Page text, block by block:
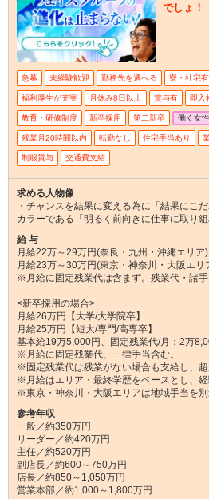
でしょ！
急募 未経験歓迎 勤務先を選べる 寮・社宅有
福利厚生が充実 月休み8日以上 賞与有 即入
教育・研修制度 新卒採用 第二新卒 働く女
残業月20時間以内 転勤なし 住宅手当あり
制服貸与 交通費支給
求める人物像
・チャンスを結果に変える為に「結果にこ
カラーである「明るく前向きに仕事に取り組
給 与
月給22万～29万円(奈良・九州・沖縄エリア)
月給23万～30万円(東京・神奈川・大阪エリ
※月給に固定残業代は含まず。残業代・諸手
<新卒採用の場合>
月給26万円【大学/大学院卒】
月給25万円【短大/専門/高専卒】
基本給19万5,000円、固定残業代/月：2万
※月給に固定残業代、一律手当含む。
※固定残業代は残業がない場合も支給し、超
※月給はエリア・最終学歴をベースとし、経
※東京・神奈川・大阪エリアは地域手当を別
参考年収
一般／約350万円
リーダー／約420万円
主任／約520万円
副店長／約600～750万円
店長／約850～1,050万円
営業本部／約1,000～1,800万円